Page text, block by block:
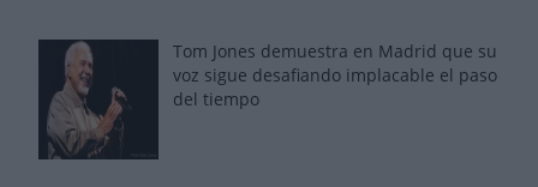
Tom Jones demuestra en Madrid que su
voz sigue desafiando implacable el paso
del tiempo